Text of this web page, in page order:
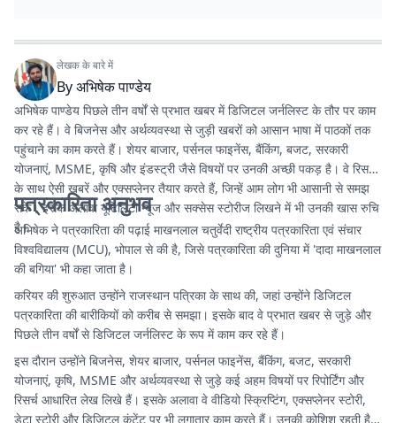
लेखक के बारे में
Byअभिषेक पाण्डेय
अभिषेक पाण्डेय पिछले तीन वर्षों से प्रभात खबर में डिजिटल जर्नलिस्ट के तौर पर काम
कर रहे हैं। वे बिजनेस और अर्थव्यवस्था से जुड़ी खबरों को आसान भाषा में पाठकों तक
पहुंचाने का काम करते हैं। शेयर बाजार, पर्सनल फाइनेंस, बैंकिंग, बजट, सरकारी
योजनाएं, MSME, कृषि और इंडस्ट्री जैसे विषयों पर उनकी अच्छी पकड़ है। वे रिसर्च
के साथ ऐसी खबरें और एक्सप्लेनर तैयार करते हैं, जिन्हें आम लोग भी आसानी से समझ
सकें। इसके अलावा यूटिलिटी न्यूज और सक्सेस स्टोरीज लिखने में भी उनकी खास रुचि
है।
पत्रकारिता अनुभव
अभिषेक ने पत्रकारिता की पढ़ाई माखनलाल चतुर्वेदी राष्ट्रीय पत्रकारिता एवं संचार
विश्वविद्यालय (MCU), भोपाल से की है, जिसे पत्रकारिता की दुनिया में 'दादा माखनलाल
की बगिया' भी कहा जाता है।
करियर की शुरुआत उन्होंने राजस्थान पत्रिका के साथ की, जहां उन्होंने डिजिटल
पत्रकारिता की बारीकियों को करीब से समझा। इसके बाद वे प्रभात खबर से जुड़े और
पिछले तीन वर्षों से डिजिटल जर्नलिस्ट के रूप में काम कर रहे हैं।
इस दौरान उन्होंने बिजनेस, शेयर बाजार, पर्सनल फाइनेंस, बैंकिंग, बजट, सरकारी
योजनाएं, कृषि, MSME और अर्थव्यवस्था से जुड़े कई अहम विषयों पर रिपोर्टिंग और
रिसर्च आधारित लेख लिखे हैं। इसके अलावा वे वीडियो स्क्रिप्टिंग, एक्सप्लेनर स्टोरी,
डेटा स्टोरी और डिजिटल कंटेंट पर भी लगातार काम करते हैं। उनकी कोशिश रहती है